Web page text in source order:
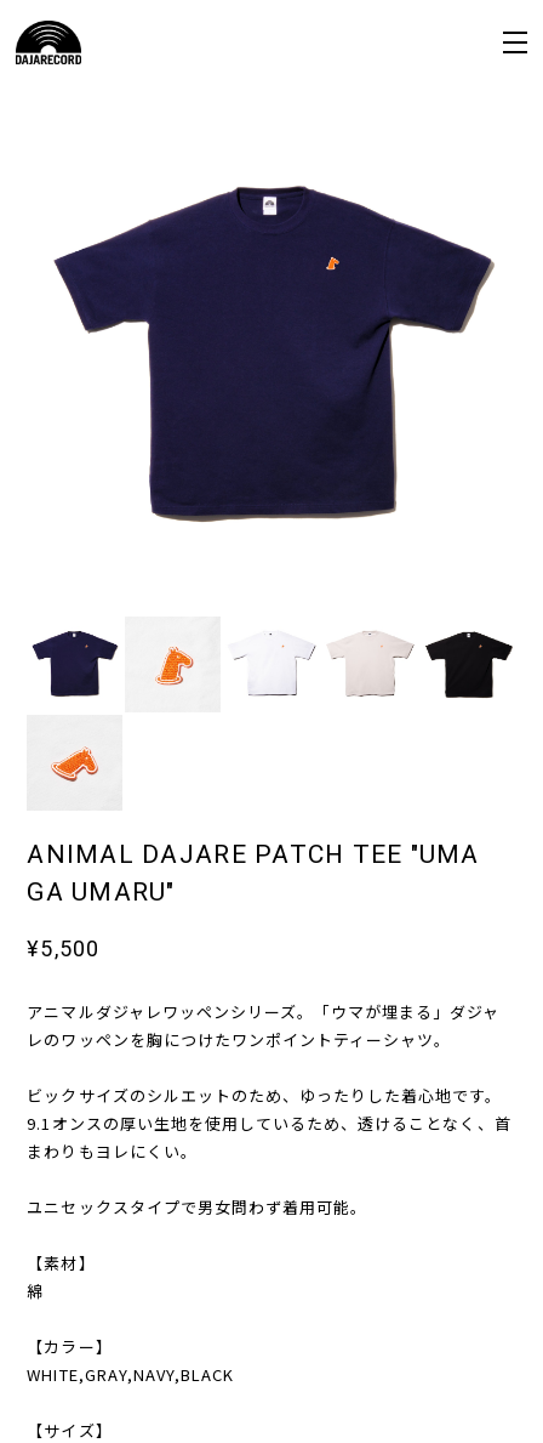
ANIMAL DAJARE PATCH TEE "UMA
GA UMARU"
¥5,500
アニマルダジャレワッペンシリーズ。「ウマが埋まる」ダジャ
レのワッペンを胸につけたワンポイントティーシャツ。
ビックサイズのシルエットのため、ゆったりした着心地です。
9.1オンスの厚い生地を使用しているため、透けることなく、首
まわりもヨレにくい。
ユニセックスタイプで男女問わず着用可能。
【素材】
綿
【カラー】
WHITE,GRAY,NAVY,BLACK
【サイズ】